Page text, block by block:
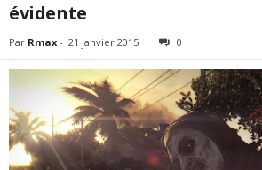
évidente
Par Rmax - 21 janvier 2015 0